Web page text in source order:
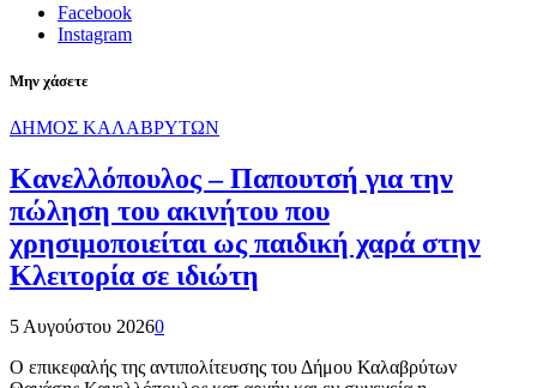
Facebook
Instagram
Μην χάσετε
ΔΗΜΟΣ ΚΑΛΑΒΡΥΤΩΝ
Κανελλόπουλος – Παπουτσή για την
πώληση του ακινήτου που
χρησιμοποιείται ως παιδική χαρά στην
Κλειτορία σε ιδιώτη
5 Αυγούστου 20260
Ο επικεφαλής της αντιπολίτευσης του Δήμου Καλαβρύτων